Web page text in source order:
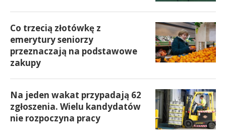
Co trzecią złotówkę z
emerytury seniorzy
przeznaczają na podstawowe
zakupy
Na jeden wakat przypadają 62
zgłoszenia. Wielu kandydatów
nie rozpoczyna pracy